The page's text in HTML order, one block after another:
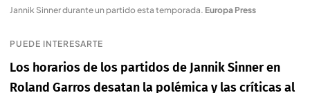
Jannik Sinner durante un partido esta temporada. Europa Press
PUEDE INTERESARTE
Los horarios de los partidos de Jannik Sinner en
Roland Garros desatan la polémica y las críticas al